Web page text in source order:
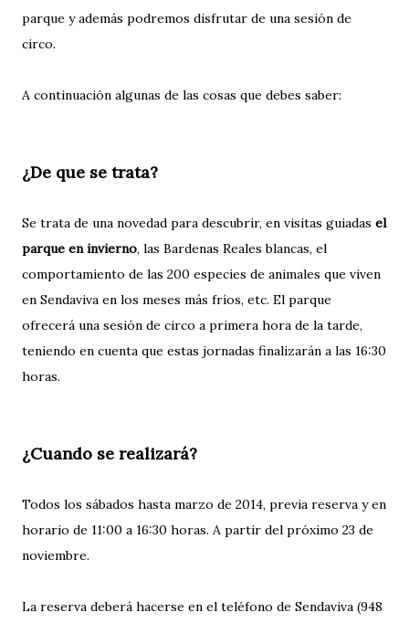
parque y además podremos disfrutar de una sesión de
circo.
A continuación algunas de las cosas que debes saber:
¿De que se trata?
Se trata de una novedad para descubrir, en visitas guiadas el
parque en invierno, las Bardenas Reales blancas, el
comportamiento de las 200 especies de animales que viven
en Sendaviva en los meses más fríos, etc. El parque
ofrecerá una sesión de circo a primera hora de la tarde,
teniendo en cuenta que estas jornadas finalizarán a las 16:30
horas.
¿Cuando se realizará?
Todos los sábados hasta marzo de 2014, previa reserva y en
horario de 11:00 a 16:30 horas. A partir del próximo 23 de
noviembre.
La reserva deberá hacerse en el teléfono de Sendaviva (948